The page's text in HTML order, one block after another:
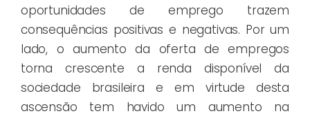
oportunidades de emprego trazem
consequências positivas e negativas. Por um
lado, o aumento da oferta de empregos
torna crescente a renda disponível da
sociedade brasileira e em virtude desta
ascensão tem havido um aumento na